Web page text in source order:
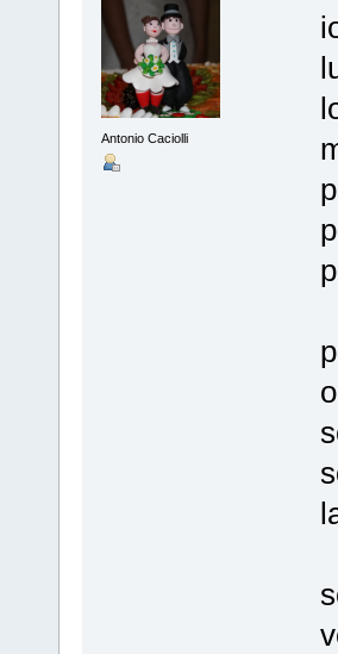
Antonio Caciolli